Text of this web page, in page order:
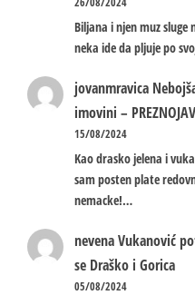
Biljana i njen muz
neka ide da pljuje po
jovanmravica
imovini –
15/08/2024
Kao drasko jelena i
sam posten plate
nemacke!…
nevenaVukanović
se Draško i Gorica
05/08/2024